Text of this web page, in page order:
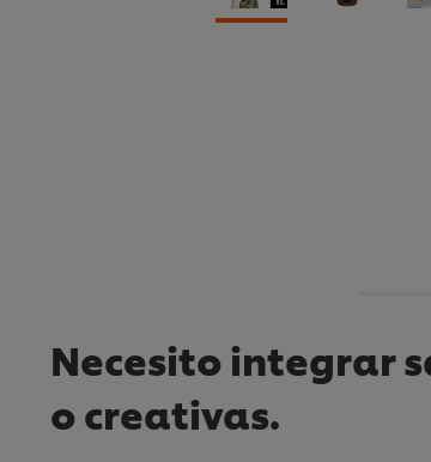
Necesito integrar
o creativas.